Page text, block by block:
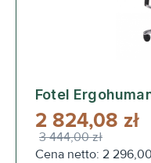
Fotel
2 824,08 zł
3 444,00 zł
Cena netto: 2